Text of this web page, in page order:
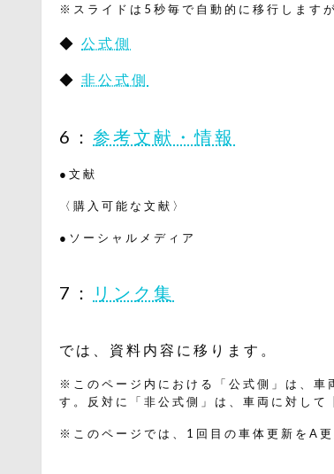
※スライドは5秒毎で自動的に移行します
◆ 公式側
◆ 非公式側
6： 参考文献・情報
●文献
〈購入可能な文献〉
●ソーシャルメディア
7： リンク集
では、資料内容に移ります。
※このページ内における「公式側」は、
す。反対に「非公式側」は、車両に対し
※このページでは、1回目の車体更新をA